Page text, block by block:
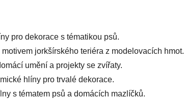
pro dekorace s tématikou psů.
jorkšírského teriéra z modelovacích hmot.
umění a projekty se zvířaty.
hlíny pro trvalé dekorace.
s tématem psů a domácích mazlíčků.